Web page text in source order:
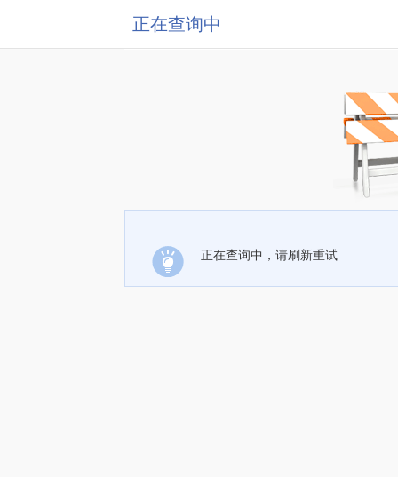
正在查询中
正在查询中，请刷新重试